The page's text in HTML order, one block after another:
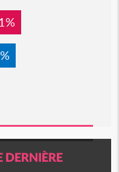
DERNIÈRE